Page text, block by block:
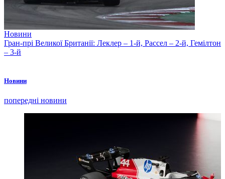
Новини
Гран-прі Великої Британії: Леклер – 1-й, Рассел – 2-й, Гемілтон
– 3-й
Новини
попередні новини